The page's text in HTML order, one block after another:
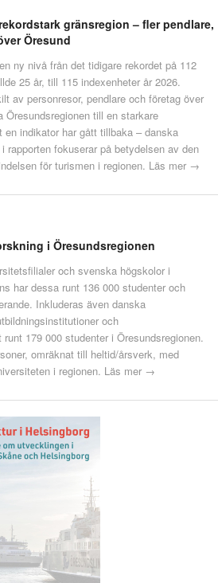
gränsregion – fler pendlare,
Öresund
ny nivå från det tidigare rekordet på 112
25 år, till 115 indexenheter år 2026.
av personresor, pendlare och företag över
Öresundsregionen till en starkare
indikator har gått tillbaka – danska
fokuserar på betydelsen av den
för turismen i regionen. Läs mer →
i Öresundsregionen
och svenska högskolor i
har dessa runt 136 000 studenter och
Inkluderas även danska
och
179 000 studenter i Öresundsregionen.
omräknat till heltid/årsverk, med
i regionen. Läs mer →